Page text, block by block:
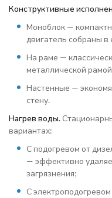
Конструктивные
Моноблок —
двигатель собраны в
На раме —
металлической
Настенные —
стену.
Нагрев воды.
вариантах:
С подогревом от
— эффективно
загрязнения;
С